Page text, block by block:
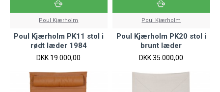
Poul Kjærholm
Poul Kjærholm PK11 stol i
rødt læder 1984
DKK 19.000,00
Poul Kjærholm
Poul Kjærholm PK20 stol i
brunt læder
DKK 35.000,00